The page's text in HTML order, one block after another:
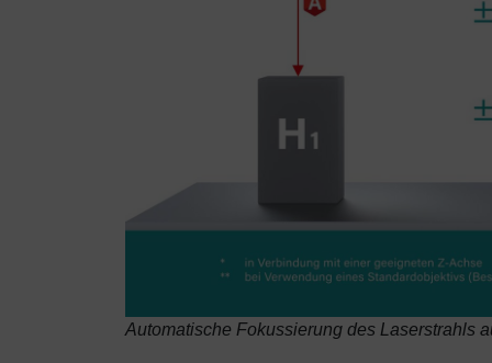
Automatische Fokussierung des Laserstrahls